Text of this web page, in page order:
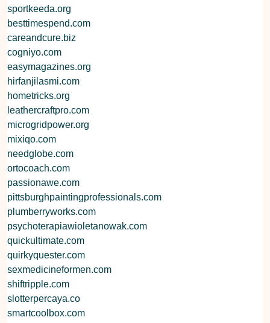
sportkeeda.org
besttimespend.com
careandcure.biz
cogniyo.com
easymagazines.org
hirfanjilasmi.com
hometricks.org
leathercraftpro.com
microgridpower.org
mixiqo.com
needglobe.com
ortocoach.com
passionawe.com
pittsburghpaintingprofessionals.com
plumberryworks.com
psychoterapiawioletanowak.com
quickultimate.com
quirkyquester.com
sexmedicineformen.com
shiftripple.com
slotterpercaya.co
smartcoolbox.com